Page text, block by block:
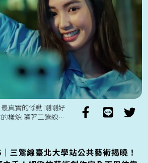
真實的悸動 剛剛好
樣貌 隨著三鶯線帶
三鶯線臺北大學站公共藝術揭曉！